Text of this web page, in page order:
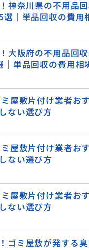
神奈川県の不用品
選｜単品回収の費用
大阪府の不用品回
｜単品回収の費用相
屋敷片付け業者お
ない選び方
屋敷片付け業者お
ない選び方
屋敷片付け業者お
ない選び方
ゴミ屋敷が発する